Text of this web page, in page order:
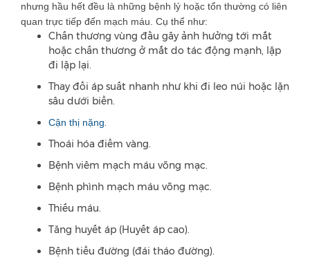
nhưng hầu hết đều là những bệnh lý hoặc tổn thường có liên
quan trực tiếp đến mạch máu. Cụ thể như:
Chấn thương vùng đầu gây ảnh hưởng tới mắt
hoặc chấn thương ở mắt do tác động mạnh, lặp
đi lặp lại.
Thay đổi áp suất nhanh như khi đi leo núi hoặc lặn
sâu dưới biển.
Cận thị nặng.
Thoái hóa điểm vàng.
Bệnh viêm mạch máu võng mạc.
Bệnh phình mạch máu võng mạc.
Thiếu máu.
Tăng huyết áp (Huyết áp cao).
Bệnh tiểu đường (đái tháo đường).